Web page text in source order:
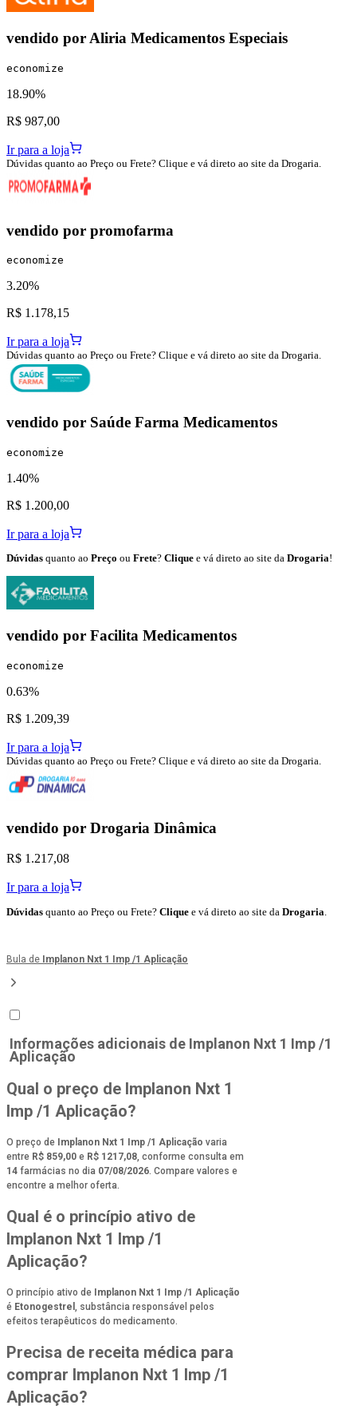
vendido porAliria Medicamentos Especiais
economize
18.90%
R$ 987,00
Ir para a loja
Dúvidas quanto ao Preço ou Frete? Clique e vá direto ao site da Drogaria.
vendido por promofarma
economize
3.20%
R$ 1.178,15
Ir para a loja
Dúvidas quanto ao Preço ou Frete? Clique e vá direto ao site da Drogaria.
vendido por Saúde Farma Medicamentos
economize
1.40%
R$ 1.200,00
Ir para a loja
Dúvidas quanto ao Preço ou Frete? Clique e vá direto ao site da Drogaria!
vendido por Facilita Medicamentos
economize
0.63%
R$ 1.209,39
Ir para a loja
Dúvidas quanto ao Preço ou Frete? Clique e vá direto ao site da Drogaria.
vendido por Drogaria Dinâmica
R$ 1.217,08
Ir para a loja
Dúvidas quanto ao Preço ou Frete? Clique e vá direto ao site da Drogaria
Bula de Implanon Nxt 1 Imp /1 Aplicação
Informações adicionais de Implanon Nxt 1 Imp /1
Aplicação
Qual o preço de Implanon Nxt 1
Imp /1 Aplicação?
O preço de Implanon Nxt 1 Imp /1 Aplicação varia
entre R$ 859,00 e R$ 1217,08, conforme consulta em
14 farmácias no dia 07/08/2026. Compare valores e
encontre a melhor oferta.
Qual é o princípio ativo de
Implanon Nxt 1 Imp /1
Aplicação?
O princípio ativo de Implanon Nxt 1 Imp /1 Aplicação
é Etonogestrel , substância responsável pelos
efeitos terapêuticos do medicamento.
Precisa de receita médica para
comprar Implanon Nxt 1 Imp /1
Aplicação?